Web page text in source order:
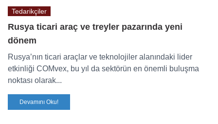
Tedarikçiler
Rusya ticari araç ve treyler pazarında yeni
dönem
Rusya’nın ticari araçlar ve teknolojiler alanındaki lider
etkinliği COMvex, bu yıl da sektörün en önemli buluşma
noktası olarak...
Devamını Oku!